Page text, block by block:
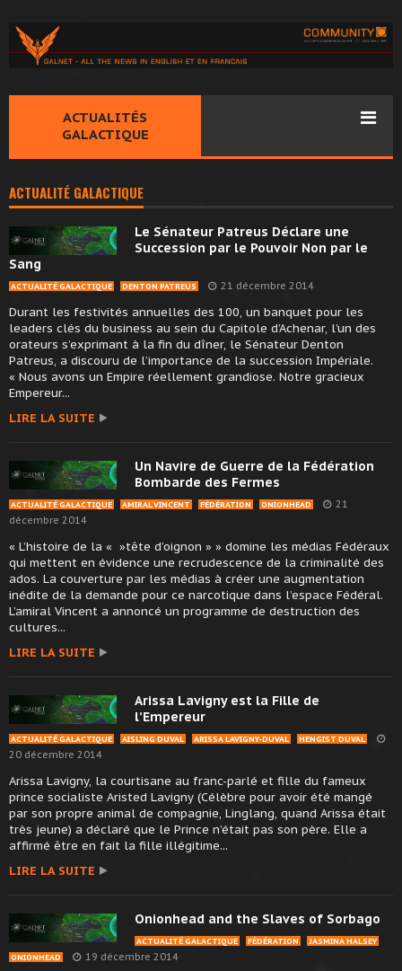
ACTUALITÉS
GALACTIQUE
ACTUALITÉ GALACTIQUE
Le Sénateur Patreus Déclare une
Succession par le Pouvoir Non par le
Sang
ACTUALITÉ GALACTIQUE DENTON PATREUS 21 décembre 2014
Durant les festivités annuelles des 100, un banquet pour les
leaders clés du business au sein du Capitole d’Achenar, l’un des
orateurs s’exprimant à la fin du dîner, le Sénateur Denton
Patreus, a discouru de l’importance de la succession Impériale.
« Nous avons un Empire réellement grandiose. Notre gracieux
Empereur...
LIRE LA SUITE
Un Navire de Guerre de la Fédération
Bombarde des Fermes
ACTUALITÉ GALACTIQUE AMIRAL VINCENT FÉDÉRATION ONIONHEAD
21
décembre 2014
« L’histoire de la « »tête d’oignon » » domine les médias Fédéraux
qui mettent en évidence une recrudescence de la criminalité des
ados. La couverture par les médias à créer une augmentation
inédite de la demande pour ce narcotique dans l’espace Fédéral.
L’amiral Vincent a annoncé un programme de destruction des
cultures...
LIRE LA SUITE
Arissa Lavigny est la Fille de
l’Empereur
ACTUALITÉ GALACTIQUE AISLING DUVAL ARISSA LAVIGNY-DUVAL HENGIST DUVAL
20 décembre 2014
Arissa Lavigny, la courtisane au franc-parlé et fille du fameux
prince socialiste Aristed Lavigny (Célèbre pour avoir été mangé
par son propre animal de compagnie, Linglang, quand Arissa était
très jeune) a déclaré que le Prince n’était pas son père. Elle a
affirmé être en fait la fille illégitime...
LIRE LA SUITE
Onionhead and the Slaves of Sorbago
ACTUALITÉ GALACTIQUE FÉDÉRATION
JASMINA HALSEY
ONIONHEAD
19 décembre 2014